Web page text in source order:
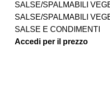
SALSE/SPALMABILI
SALSE/SPALMABILI
SALSE E CONDIMENTI
Accedi per il prezzo